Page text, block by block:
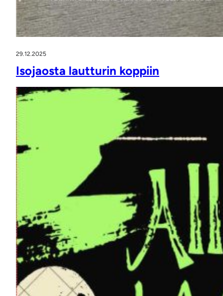
29.12.2025
Isojaosta lautturin koppiin